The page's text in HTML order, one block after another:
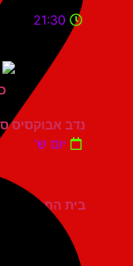
בית החייל תל אביב
21:30
נדב אבוקסיס סטנדאפ
יום ש'